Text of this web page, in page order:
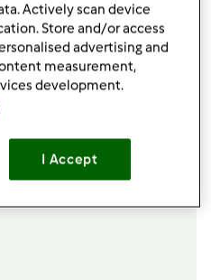
fucsia
lista della spesa
Actively scan device
Store and/or access
advertising and
measurement,
development.
I Accept